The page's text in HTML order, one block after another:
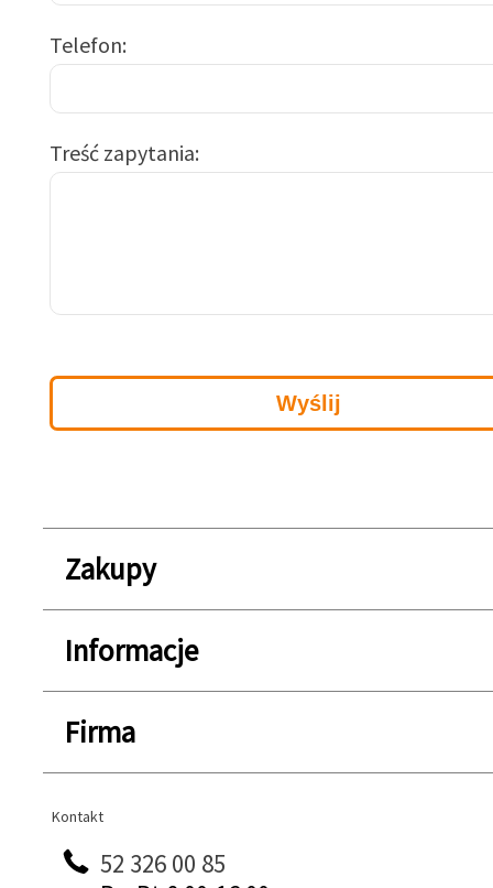
Telefon
Treść zapytania
Zakupy
Informacje
Firma
Kontakt
Kontakt
52 326 00 85